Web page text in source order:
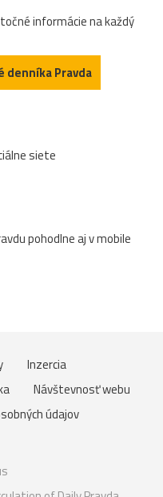
informácie na každý
denníka Pravda
siete
pohodlne aj v mobile
Inzercia
Návštevnosť webu
údajov